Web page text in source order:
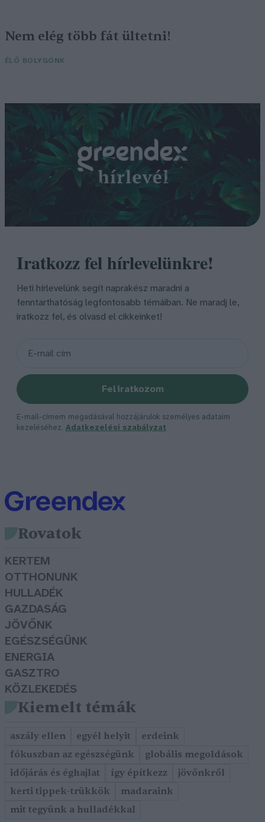
Nem elég több fát ültetni!
ÉLŐ BOLYGÓNK
Iratkozz fel hírlevelünkre!
Heti hírlevelünk segít naprakész maradni a
fenntarthatóság legfontosabb témáiban. Ne maradj le,
iratkozz fel, és olvasd el cikkeinket!
Feliratkozom
E-mail-címem megadásával hozzájárulok személyes adataim
kezeléséhez. Adatkezelési szabályzat
Rovatok
KERTEM
OTTHONUNK
HULLADÉK
GAZDASÁG
JÖVŐNK
EGÉSZSÉGÜNK
ENERGIA
GASZTRO
KÖZLEKEDÉS
Kiemelt témák
aszály ellen egyél helyit
erdeink
fókuszban az egészségünk
globális megoldások
időjárás és éghajlat
így építkezz
jövőnkről
kerti tippek-trükkök
madaraink
mit tegyünk a hulladékkal